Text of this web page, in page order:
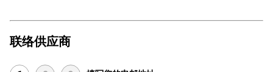
联络供应商